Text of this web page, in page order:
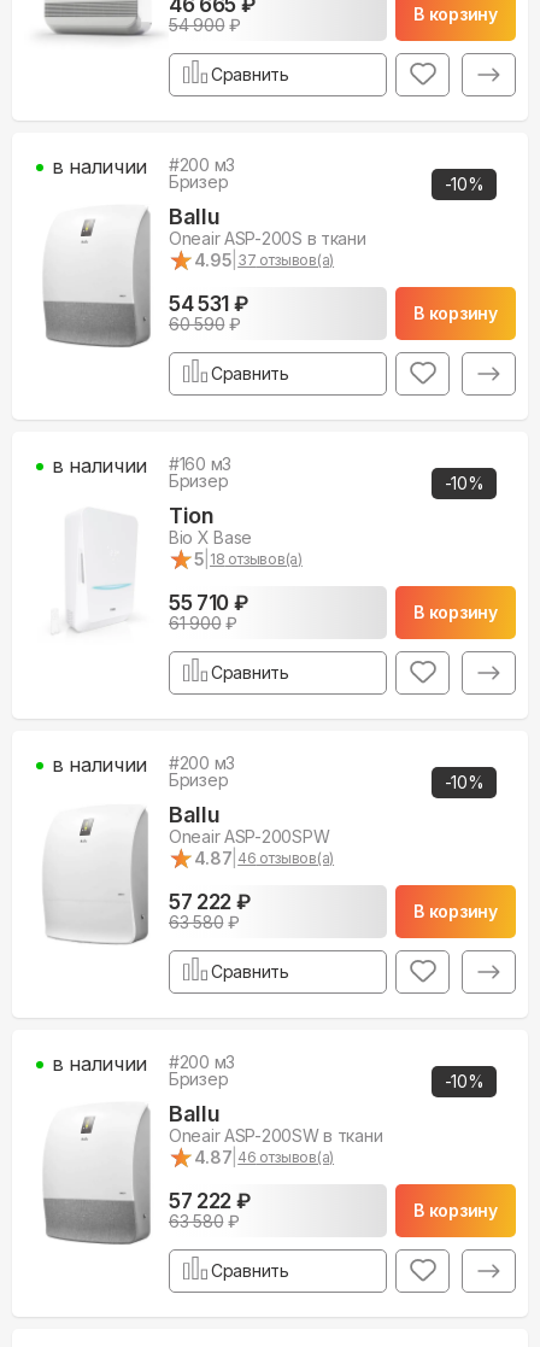
54 900₽
В корзину
Сравнить
-10%
#200 м3
Бризер
Ballu
Oneair ASP-200S в ткани
★
★4.95 37 отзывов(а)
54 531 ₽
60 590₽
В корзину
в наличии
Сравнить
-10%
#160 м3
Бризер
Tion
Bio X Base
★
★5 18 отзывов(а)
55 710 ₽
61 900₽
В корзину
в наличии
Сравнить
-10%
#200 м3
Бризер
Ballu
Oneair ASP-200SPW
★
★4.87 46 отзывов(а)
57 222 ₽
63 580₽
В корзину
в наличии
Сравнить
-10%
#200 м3
Бризер
Ballu
Oneair ASP-200SW в ткани
★
★4.87 46 отзывов(а)
57 222 ₽
63 580₽
В корзину
в наличии
Сравнить